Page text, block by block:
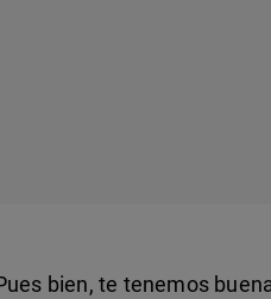
bien, te tenemos